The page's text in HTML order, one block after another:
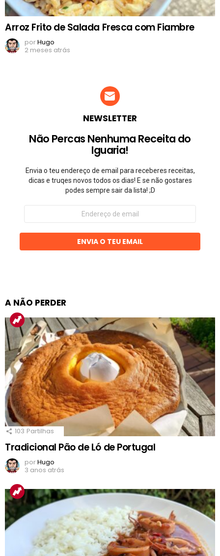
Arroz Frito de Salada Fresca com Fiambre
porHugo
2 meses atrás
NEWSLETTER
Não Percas Nenhuma Receita do
Iguaria!
Envia o teu endereço de email para receberes receitas,
dicas e truqes novos todos os dias! E se não gostares
podes sempre sair da lista! ;D
Endereço
email
ENVIA O TEU EMAIL
A NÃO PERDER
103 Partilhas
Tradicional Pão de Ló de Portugal
porHugo
3 anos atrás